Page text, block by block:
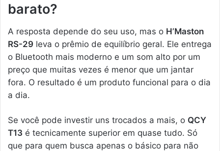
barato?
A resposta depende do seu uso, mas o H’Maston
RS-29 leva o prêmio de equilíbrio geral. Ele entrega
o Bluetooth mais moderno e um som alto por um
preço que muitas vezes é menor que um jantar
fora. O resultado é um produto funcional para o dia
a dia.
Se você pode investir uns trocados a mais, o QCY
T13 é tecnicamente superior em quase tudo. Só
que para quem busca apenas o básico para não